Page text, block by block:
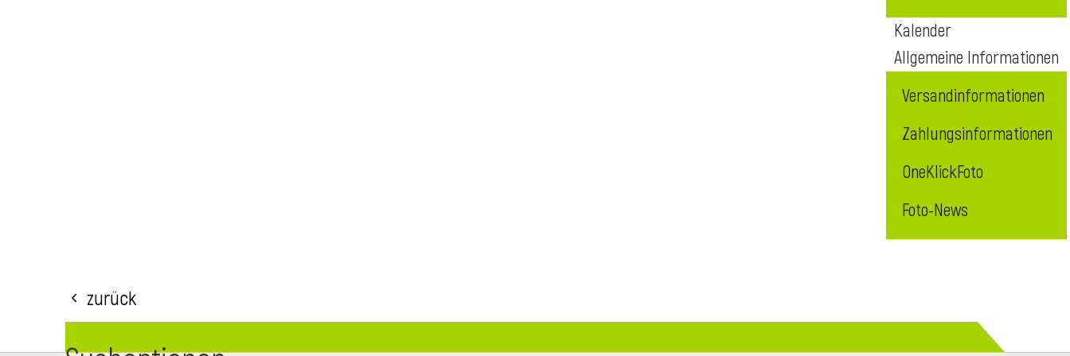
Kalender
Allgemeine Informationen
Versandinformationen
Zahlungsinformationen
OneKlickFoto
Foto-News
Zurück